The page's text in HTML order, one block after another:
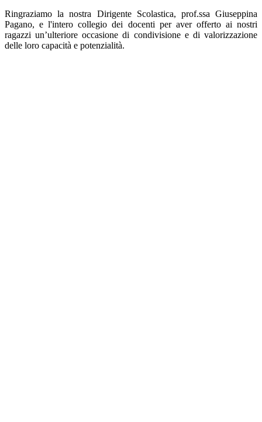
Ringraziamo la nostra Dirigente Scolastica, prof.ssa Giuseppina
Pagano, e l'intero collegio dei docenti per aver offerto ai nostri
ragazzi un’ulteriore occasione di condivisione e di valorizzazione
delle loro capacità e potenzialità.